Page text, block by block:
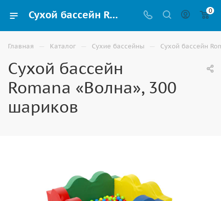
Сухой бассейн Romana «Волна», 300 шариков купить в Ставрополе 0
Главная — Каталог — Сухие бассейны — Сухой бассейн
Сухой бассейн
Romana «Волна», 300
шариков